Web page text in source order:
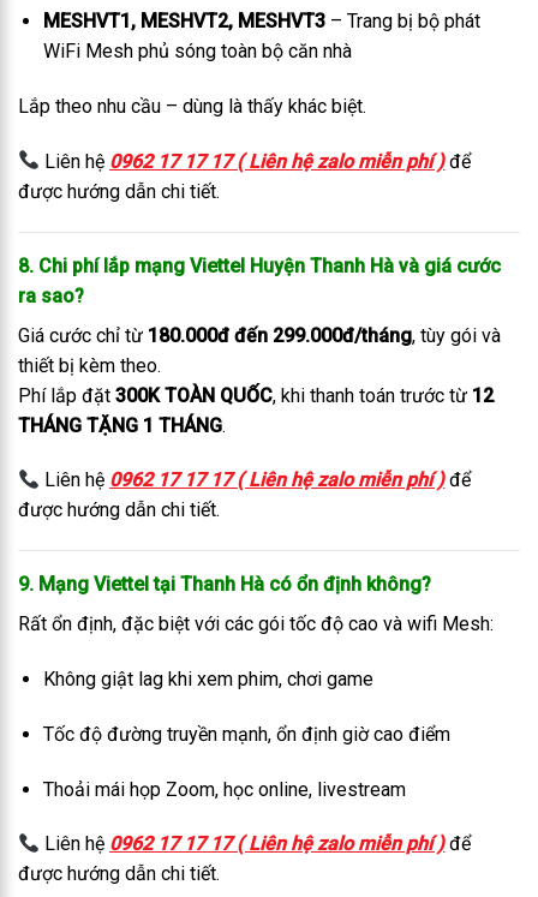
MESHVT1, MESHVT2, MESHVT3– Trang bị bộ phát
WiFi Mesh phủ sóng toàn bộ căn nhà
Lắp theo nhu cầu – dùng là thấy khác biệt.
Liên hệ 0962 17 17 17 ( Liên hệ zalo miễn phí ) để
được hướng dẫn chi tiết.
8. Chi phí lắp mạng Viettel Huyện Thanh Hà và giá cước
ra sao?
Giá cước chỉ từ 180.000đ đến 299.000đ/tháng, tùy gói và
thiết bị kèm theo.
Phí lắp đặt 300K TOÀN QUỐC, khi thanh toán trước từ 12
THÁNG TẶNG 1 THÁNG.
Liên hệ 0962 17 17 17 ( Liên hệ zalo miễn phí ) để
được hướng dẫn chi tiết.
9. Mạng Viettel tại Thanh Hà có ổn định không?
Rất ổn định, đặc biệt với các gói tốc độ cao và wifi Mesh:
Không giật lag khi xem phim, chơi game
Tốc độ đường truyền mạnh, ổn định giờ cao điểm
Thoải mái họp Zoom, học online, livestream
Liên hệ 0962 17 17 17 ( Liên hệ zalo miễn phí ) để
được hướng dẫn chi tiết.